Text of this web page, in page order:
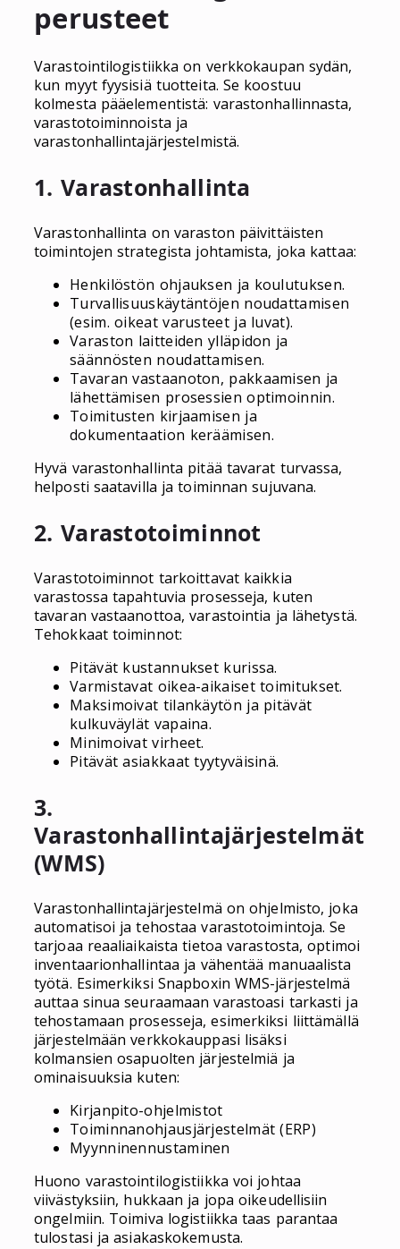
perusteet
Varastointilogistiikka on verkkokaupan sydän,
kun myyt fyysisiä tuotteita. Se koostuu
kolmesta pääelementistä: varastonhallinnasta,
varastotoiminnoista ja
varastonhallintajärjestelmistä.
1. Varastonhallinta
Varastonhallinta on varaston päivittäisten
toimintojen strategista johtamista, joka kattaa:
Henkilöstön ohjauksen ja koulutuksen.
Turvallisuuskäytäntöjen noudattamisen
(esim. oikeat varusteet ja luvat).
Varaston laitteiden ylläpidon ja
säännösten noudattamisen.
Tavaran vastaanoton, pakkaamisen ja
lähettämisen prosessien optimoinnin.
Toimitusten kirjaamisen ja
dokumentaation keräämisen.
Hyvä varastonhallinta pitää tavarat turvassa,
helposti saatavilla ja toiminnan sujuvana.
2. Varastotoiminnot
Varastotoiminnot tarkoittavat kaikkia
varastossa tapahtuvia prosesseja, kuten
tavaran vastaanottoa, varastointia ja lähetystä.
Tehokkaat toiminnot:
Pitävät kustannukset kurissa.
Varmistavat oikea-aikaiset toimitukset.
Maksimoivat tilankäytön ja pitävät
kulkuväylät vapaina.
Minimoivat virheet.
Pitävät asiakkaat tyytyväisinä.
3.
Varastonhallintajärjestelmät
(WMS)
Varastonhallintajärjestelmä on ohjelmisto, joka
automatisoi ja tehostaa varastotoimintoja. Se
tarjoaa reaaliaikaista tietoa varastosta, optimoi
inventaarionhallintaa ja vähentää manuaalista
työtä. Esimerkiksi Snapboxin WMS-järjestelmä
auttaa sinua seuraamaan varastoasi tarkasti ja
tehostamaan prosesseja, esimerkiksi liittämällä
järjestelmään verkkokauppasi lisäksi
kolmansien osapuolten järjestelmiä ja
ominaisuuksia kuten:
Kirjanpito-ohjelmistot
Toiminnanohjausjärjestelmät (ERP)
Myynninennustaminen
Huono varastointilogistiikka voi johtaa
viivästyksiin, hukkaan ja jopa oikeudellisiin
ongelmiin. Toimiva logistiikka taas parantaa
tulostasi ja asiakaskokemusta.